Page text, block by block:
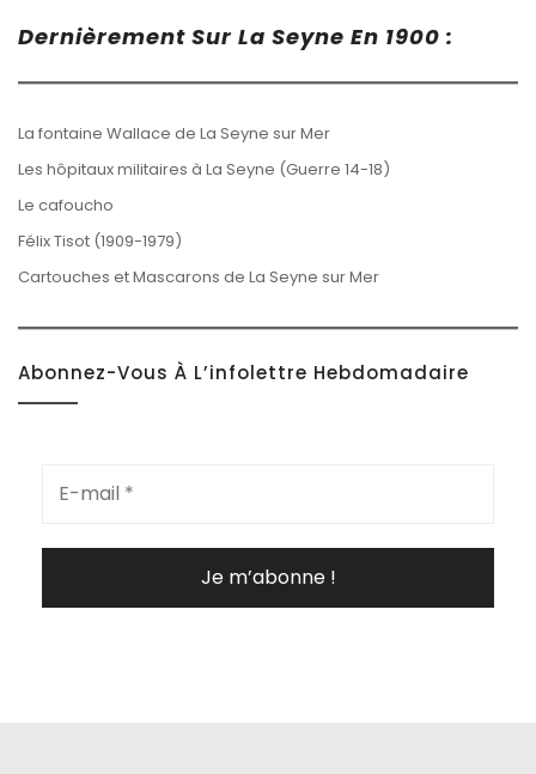
Dernièrement Sur La Seyne En 1900 :
La fontaine Wallace de La Seyne sur Mer
Les hôpitaux militaires à La Seyne (Guerre 14-18)
Le cafoucho
Félix Tisot (1909-1979)
Cartouches et Mascarons de La Seyne sur Mer
Abonnez-Vous À L’infolettre Hebdomadaire